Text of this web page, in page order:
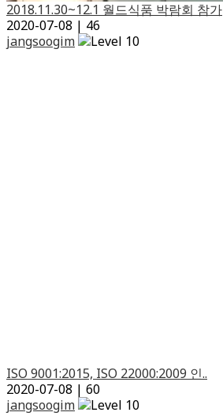
2018.11.30~12.1 월드식품 박람회 참가
2020-07-08 | 46
jangsoogim
ISO 9001:2015, ISO 22000:2009 인..
2020-07-08 | 60
jangsoogim